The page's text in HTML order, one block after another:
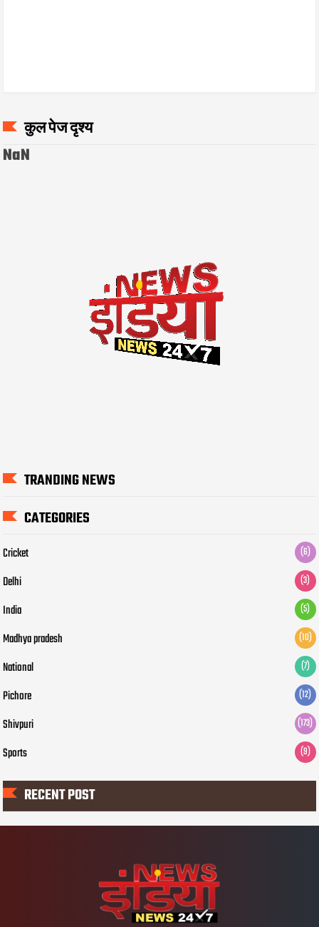
कुल पेज दृश्य
NaN
TRANDING NEWS
CATEGORIES
Cricket (6)
Delhi (3)
India (5)
Madhya pradesh (10)
National (7)
Pichore (12)
Shivpuri (173)
Sports (9)
RECENT POST